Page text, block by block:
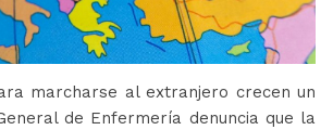
marcharse al extranjero crecen un
de Enfermería denuncia que la